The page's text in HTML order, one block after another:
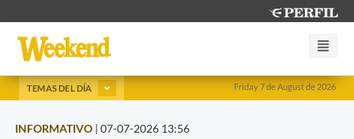
Friday 7 de August de 2026
TEMAS DEL DÍA
INFORMATIVO | 07-07-2026 13:56